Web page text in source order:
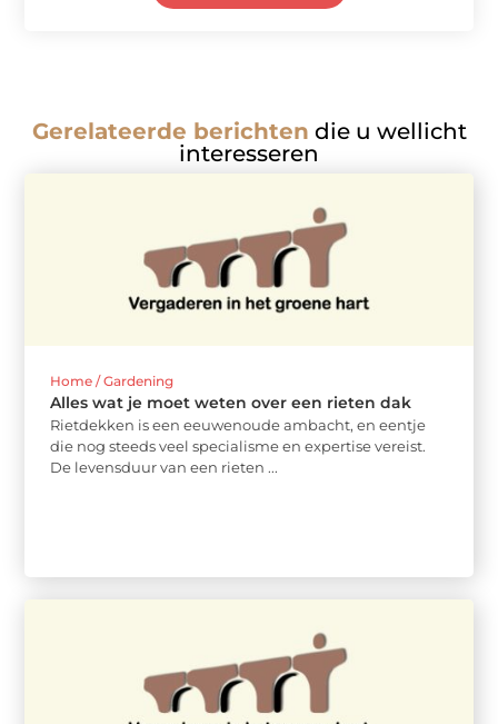
Gerelateerde berichten die u wellicht
interesseren
Home / Gardening
Alles wat je moet weten over een rieten dak
Rietdekken is een eeuwenoude ambacht, en eentje
die nog steeds veel specialisme en expertise vereist.
De levensduur van een rieten ...